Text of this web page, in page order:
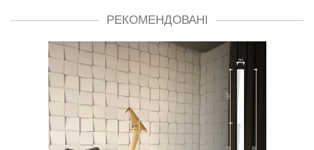
РЕКОМЕНДОВАНІ